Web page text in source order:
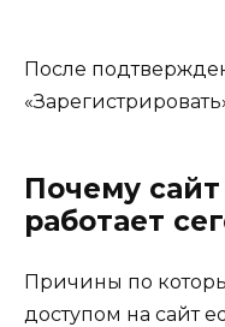
После
Почему
работает
Причины по
доступом на сайт